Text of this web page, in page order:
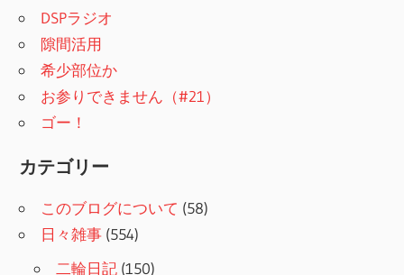
DSPラジオ
隙間活用
希少部位か
お参りできません（#21）
ゴー！
カテゴリー
このブログについて (58)
日々雑事 (554)
二輪日記 (150)